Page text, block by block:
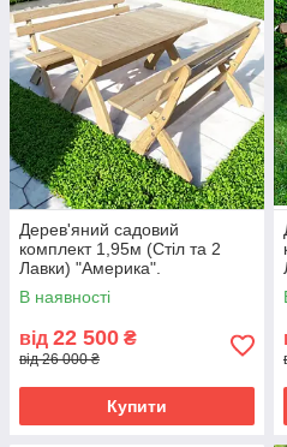
Дерев'яний садовий
комплект 1,95м (Стіл та 2
Лавки) "Америка".
В наявності
від 22 500 ₴
від 26 000 ₴
Купити